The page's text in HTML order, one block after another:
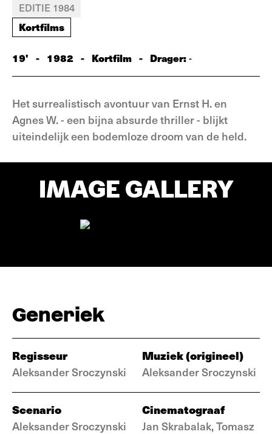
EDITIE 1984
Kortfilms
19' - 1982 - Kortfilm - Drager:-
Het surrealistisch avontuur van Ernst H. en
Agnes W. - een bijna absurde thriller - blijkt
uiteindelijk een bodemloze droom van de held.
IMAGE GALLERY
Generiek
Regisseur
Aleksander Sroczynski
Muziek (origineel)
Aleksander Sroczynski
Scenario
Aleksander Sroczynski
Cinematograaf
Jan Skrabalak, Tomasz